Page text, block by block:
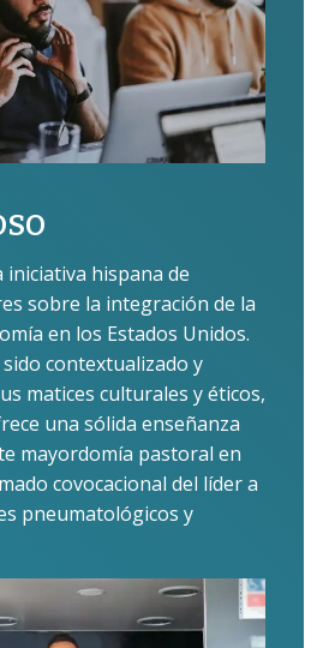
iniciativa hispana de
sobre la integración de la
en los Estados Unidos.
contextualizado y
matices culturales y éticos,
una sólida enseñanza
mayordomía pastoral en
covocacional del líder a
pneumatológicos y